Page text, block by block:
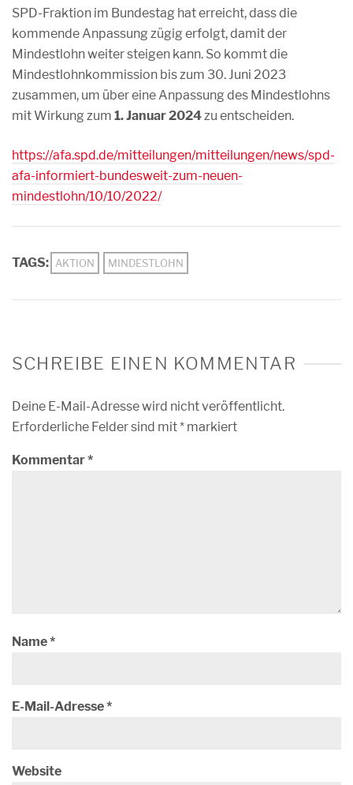
SPD-Fraktion im Bundestag hat erreicht, dass die
kommende Anpassung zügig erfolgt, damit der
Mindestlohn weiter steigen kann. So kommt die
Mindestlohnkommission bis zum 30. Juni 2023
zusammen, um über eine Anpassung des Mindestlohns
mit Wirkung zum 1. Januar 2024zu entscheiden.
https://afa.spd.de/mitteilungen/mitteilungen/news/spd-
afa-informiert-bundesweit-zum-neuen-
mindestlohn/10/10/2022/
TAGS: AKTION MINDESTLOHN
SCHREIBE EINEN KOMMENTAR
Deine E-Mail-Adresse wird nicht veröffentlicht.
Erforderliche Felder sind mit* markiert
Kommentar*
Name*
E-Mail-Adresse*
Website